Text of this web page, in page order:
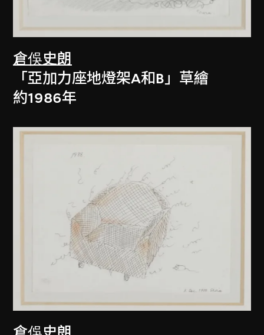
倉俁史朗
「亞加力座地燈架A和B」草繪
約1986年